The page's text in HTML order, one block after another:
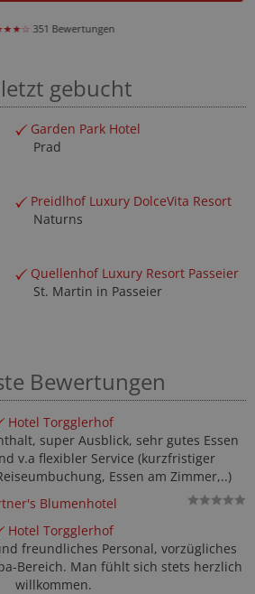
565 Bewertungen
gebucht
Garden Park Hotel
Prad
Preidlhof Luxury DolceVita Resort
Naturns
Quellenhof Luxury Resort Passeier
St. Martin in Passeier
Bewertungen
Hotel Torgglerhof
super Ausblick, sehr gutes Essen
v.a flexibler Service (kurzfristiger
Essen am Zimmer,..)
Blumenhotel
Hotel Torgglerhof
freundliches Personal, vorzügliches
Bereich. Man fühlt sich stets herzlich
willkommen.